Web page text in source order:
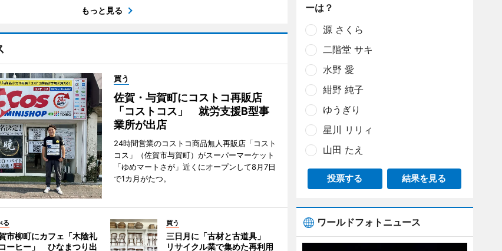
もっと見る
買う
佐賀・与賀町にコストコ再販店
「コストコス」 就労支援B型事
業所が出店
24時間営業のコストコ商品無人再販店「コスト
コス」（佐賀市与賀町）がスーパーマーケット
「ゆめマートさが」近くにオープンして8月7日
で1カ月がたつ。
る
市柳町にカフェ「木陰礼
ーヒー」 ひなまつり出
買う
三日月に「古材と古道具」
リサイクル業で集めた再利用
ーは？
源 さくら
二階堂 サキ
水野 愛
紺野 純子
ゆうぎり
星川 リリィ
山田 たえ
投票する 結果を見る
ワールドフォトニュース